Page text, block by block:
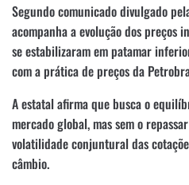
Segundo comunicado divulgado
acompanha a evolução dos preços
se estabilizaram em patamar
com a prática de preços da
A estatal afirma que busca o
mercado global, mas sem o
volatilidade conjuntural das
câmbio.